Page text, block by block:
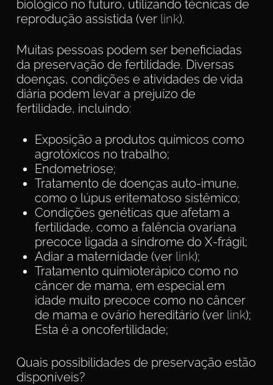
biológico no futuro, utilizando técnicas de
reprodução assistida (ver link).
Muitas pessoas podem ser beneficiadas
da preservação de fertilidade. Diversas
doenças, condições e atividades de vida
diária podem levar a prejuízo de
fertilidade, incluindo:
Exposição a produtos químicos como
agrotóxicos no trabalho;
Endometriose;
Tratamento de doenças auto-imune,
como o lúpus eritematoso sistêmico;
Condições genéticas que afetam a
fertilidade, como a falência ovariana
precoce ligada a síndrome do X-frágil;
Adiar a maternidade (ver link);
Tratamento quimioterápico como no
câncer de mama, em especial em
idade muito precoce como no câncer
de mama e ovário hereditário (ver link);
Esta é a oncofertilidade;
Quais possibilidades de preservação estão
disponíveis?